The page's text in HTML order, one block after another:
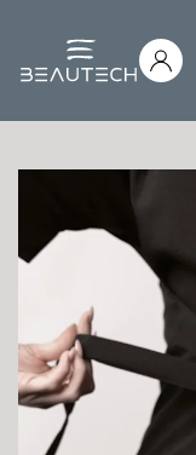
Passa al